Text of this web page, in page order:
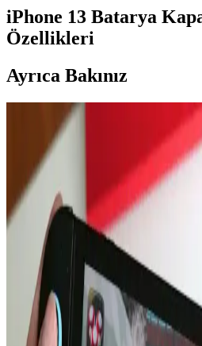
iPhone 13 Batarya
Özellikleri
Ayrıca Bakınız
MacBook Air M5 ve M4 Çip
Karşılaştırması ve Kullanım
Apple'ın M5 çipi, MacBook Air'de
yüksek performans sunuyor. Ancak
süreli yüksek performans sınırlı
seçenekler.
16 Gün Kar Altında Kalan
ve Soğukta Elektronik
Saskatchewan'da 16 gün kar altında
etkisi sayesinde çalışmaya devam etti.
performansını yavaşlatırken, kar
güncellemesi sağladı.